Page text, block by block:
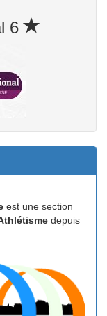
6
est une section
depuis